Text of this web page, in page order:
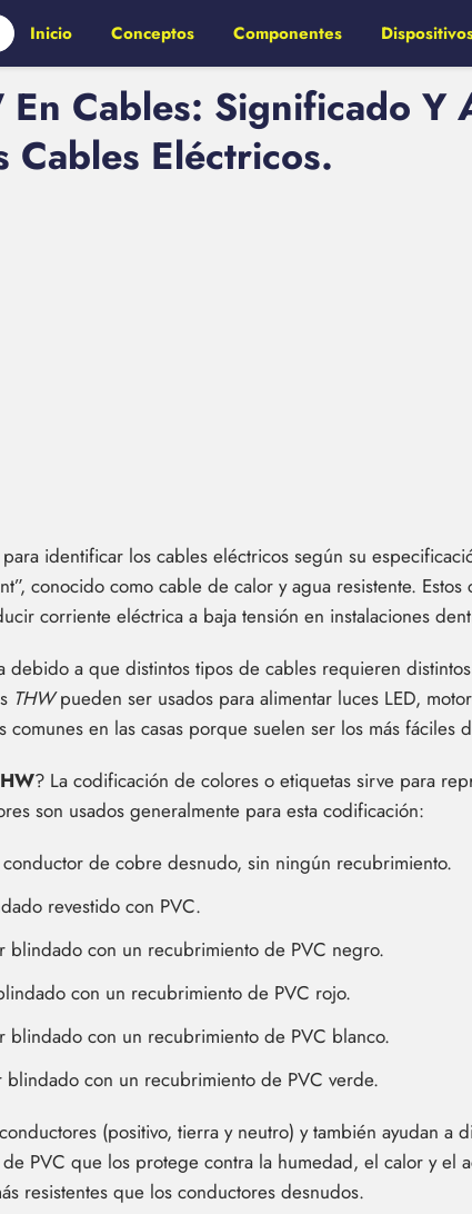
Inicio Conceptos Componentes
Cables: Significado Y
Cables Eléctricos.
identificar los cables eléctricos según su
conocido como cable de calor y agua resistente.
corriente eléctrica a baja tensión en instalaciones
debido a que distintos tipos de cables requieren
THWpueden ser usados para alimentar luces LED,
comunes en las casas porque suelen ser los más
? La codificación de colores o etiquetas sirve para
son usados generalmente para esta codificación:
de cobre desnudo, sin ningún recubrimiento.
revestido con PVC.
con un recubrimiento de PVC negro.
con un recubrimiento de PVC rojo.
blindado con un recubrimiento de PVC blanco.
con un recubrimiento de PVC verde.
(positivo, tierra y neutro) y también ayudan a
PVC que los protege contra la humedad, el calor y el
resistentes que los conductores desnudos.